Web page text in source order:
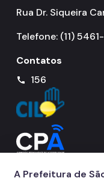
Rua Dr. Siqueira
Telefone: (11)
Contatos
call 156
A Prefeitura de